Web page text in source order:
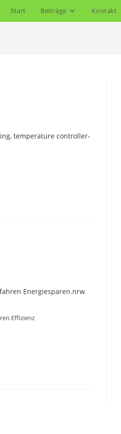
Start Beiträge Kontakt
Effizienz